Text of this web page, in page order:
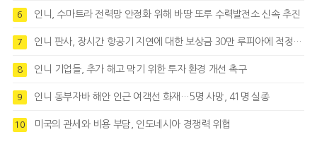
6 인니, 수마트라 전력망 안정화 위해 바땅 또루 수력발전소 신속 추진
7 인니 판사, 장시간 항공기 지연에 대한 보상금 30만 루피아에 적정성 제기
8 인니 기업들, 추가 해고 막기 위한 투자 환경 개선 촉구
9 인니 동부자바 해안 인근 여객선 화재…5명 사망, 41명 실종
10 미국의 관세와 비용 부담, 인도네시아 경쟁력 위협